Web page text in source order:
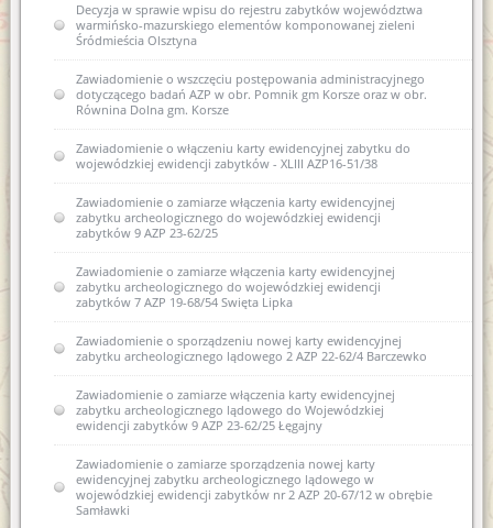
Decyzja w sprawie wpisu do rejestru zabytków województwa
warmińsko-mazurskiego elementów komponowanej zieleni
Śródmieścia Olsztyna
Zawiadomienie o wszczęciu postępowania administracyjnego
dotyczącego badań AZP w obr. Pomnik gm Korsze oraz w obr.
Równina Dolna gm. Korsze
Zawiadomienie o włączeniu karty ewidencyjnej zabytku do
wojewódzkiej ewidencji zabytków - XLIII AZP16-51/38
Zawiadomienie o zamiarze włączenia karty ewidencyjnej
zabytku archeologicznego do wojewódzkiej ewidencji
zabytków 9 AZP 23-62/25
Zawiadomienie o zamiarze włączenia karty ewidencyjnej
zabytku archeologicznego do wojewódzkiej ewidencji
zabytków 7 AZP 19-68/54 Swięta Lipka
Zawiadomienie o sporządzeniu nowej karty ewidencyjnej
zabytku archeologicznego lądowego 2 AZP 22-62/4 Barczewko
Zawiadomienie o zamiarze włączenia karty ewidencyjnej
zabytku archeologicznego lądowego do Wojewódzkiej
ewidencji zabytków 9 AZP 23-62/25 Łęgajny
Zawiadomienie o zamiarze sporządzenia nowej karty
ewidencyjnej zabytku archeologicznego lądowego w
wojewódzkiej ewidencji zabytków nr 2 AZP 20-67/12 w obrębie
Samławki